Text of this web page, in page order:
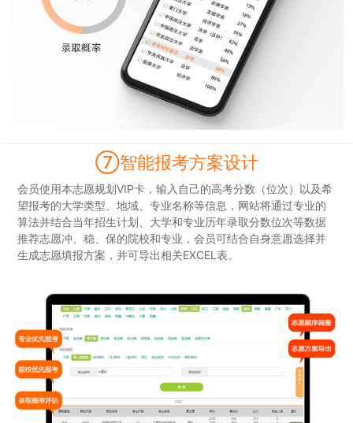
⑦智能报考方案设计
会员使用本志愿规划VIP卡，输入自己的高考分数（位次）以及希
望报考的大学类型、地域、专业名称等信息，网站将通过专业的
算法并结合当年招生计划、大学和专业历年录取分数位次等数据
推荐志愿冲、稳、保的院校和专业，会员可结合自身意愿选择并
生成志愿填报方案，并可导出相关EXCEL表。